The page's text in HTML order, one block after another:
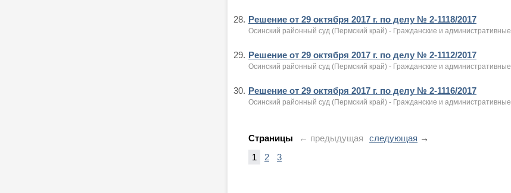
28. Решение от 29 октября 2017 г. по делу № 2-1118/2017
Осинский районный суд (Пермский край) - Гражданские и административные
29. Решение от 29 октября 2017 г. по делу № 2-1112/2017
Осинский районный суд (Пермский край) - Гражданские и административные
30. Решение от 29 октября 2017 г. по делу № 2-1116/2017
Осинский районный суд (Пермский край) - Гражданские и административные
Страницы ← предыдущая следующая →
1
2 3